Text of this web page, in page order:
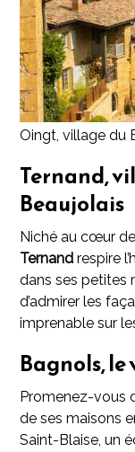
Oingt, village du
Ternand,
Beaujolais
Niché au cœur
Ternand respire
dans ses petites
d’admirer les
imprenable sur
Bagnols,
Promenez-vous
de ses maisons
Saint-Blaise, un